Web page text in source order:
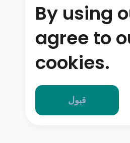
By using
agree to
cookies.
قبول